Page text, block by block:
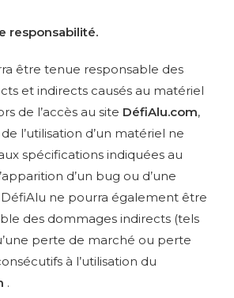
responsabilité.
être tenue responsable des
et indirects causés au matériel
de l’accès au site DéfiAlu.com,
l’utilisation d’un matériel ne
spécifications indiquées au
d’un bug ou d’une
ne pourra également être
des dommages indirects (tels
perte de marché ou perte
à l’utilisation du
.